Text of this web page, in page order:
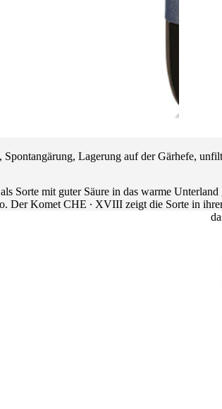
Lagerung auf der Gärhefe,
Sorte mit guter Säure in das warme
Der Komet CHE ∙ XVIII zeigt die Sorte in